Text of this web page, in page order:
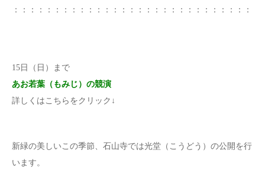
：：：：：：：：：：：：：：：：：：：：：：：：：：：：：
15日（日）まで
あお若葉（もみじ）の競演
詳しくはこちらをクリック↓
新緑の美しいこの季節、石山寺では光堂（こうどう）の公開を行
います。